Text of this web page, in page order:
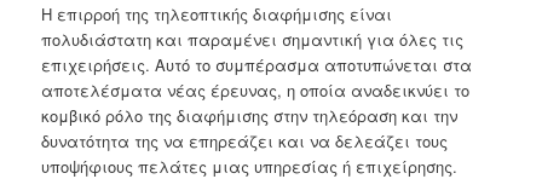
Η επιρροή της τηλεοπτικής διαφήμισης είναι
πολυδιάστατη και παραμένει σημαντική για όλες τις
επιχειρήσεις. Αυτό το συμπέρασμα αποτυπώνεται στα
αποτελέσματα νέας έρευνας, η οποία αναδεικνύει το
κομβικό ρόλο της διαφήμισης στην τηλεόραση και την
δυνατότητα της να επηρεάζει και να δελεάζει τους
υποψήφιους πελάτες μιας υπηρεσίας ή επιχείρησης.